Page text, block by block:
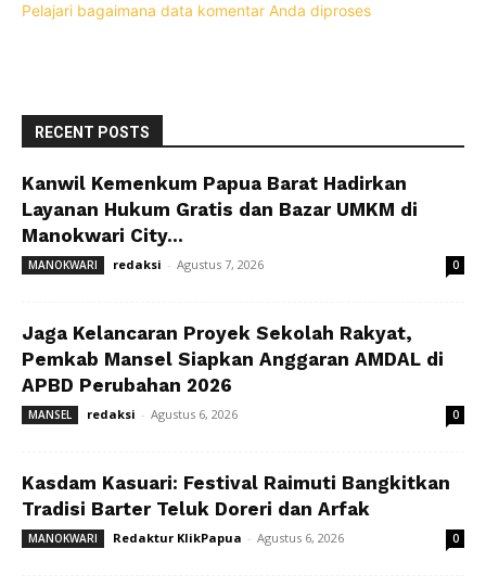
Pelajari bagaimana data komentar Anda diproses
RECENT POSTS
Kanwil Kemenkum Papua Barat Hadirkan
Layanan Hukum Gratis dan Bazar UMKM di
Manokwari City...
MANOKWARI redaksi - Agustus 7, 2026 0
Jaga Kelancaran Proyek Sekolah Rakyat,
Pemkab Mansel Siapkan Anggaran AMDAL di
APBD Perubahan 2026
MANSEL redaksi - Agustus 6, 2026 0
Kasdam Kasuari: Festival Raimuti Bangkitkan
Tradisi Barter Teluk Doreri dan Arfak
MANOKWARI Redaktur KlikPapua - Agustus 6, 2026 0